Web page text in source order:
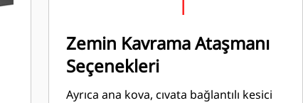
Zemin Kavrama Ataşmanı
Seçenekleri
Ayrıca ana kova, cıvata bağlantılı kesici